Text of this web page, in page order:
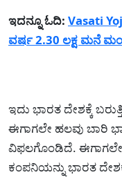
ಇದನ್ನೂ ಓದಿ: Vasati
ವರ್ಷ 2.30 ಲಕ್ಷ ಮನೆ
ಇದು ಭಾರತ ದೇಶಕ್ಕೆ
ಈಗಾಗಲೇ ಹಲವು ಬಾರಿ
ವಿಫಲಗೊಂಡಿದೆ. ಈಗಾಗಲೇ
ಕಂಪನಿಯನ್ನು ಭಾರತ